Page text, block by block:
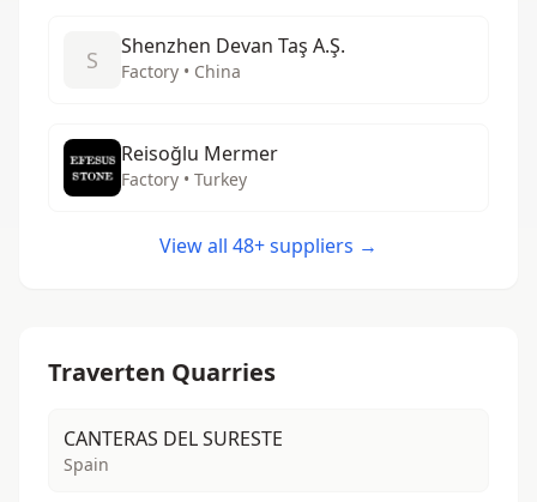
S Shenzhen Devan Taş A.Ş.
Factory • China
Reisoğlu Mermer
Factory • Turkey
View all 48+ suppliers →
Traverten Quarries
CANTERAS DEL SURESTE
Spain